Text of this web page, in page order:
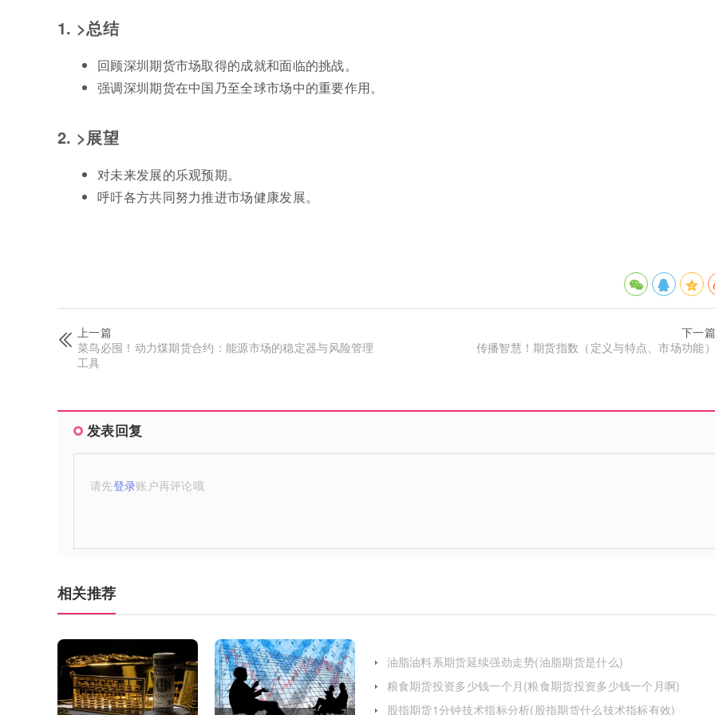
1. >总结
回顾深圳期货市场取得的成就和面临的挑战。
强调深圳期货在中国乃至全球市场中的重要作用。
2. >展望
对未来发展的乐观预期。
呼吁各方共同努力推进市场健康发展。
上一篇
菜鸟必囤！动力煤期货合约：能源市场的稳定器与风险管理
工具
下一篇
传播智慧！期货指数（定义与特点、市场功能）
发表回复
请先登录账户再评论哦
相关推荐
油脂油料系期货延续强劲走势(油脂期货是什么)
粮食期货投资多少钱一个月(粮食期货投资多少钱一个月啊)
股指期货1分钟技术指标分析(股指期货什么技术指标有效)